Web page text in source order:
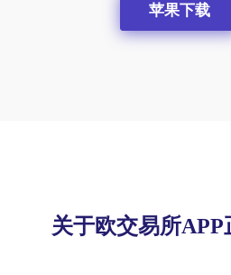
苹果下载
关于欧交易所